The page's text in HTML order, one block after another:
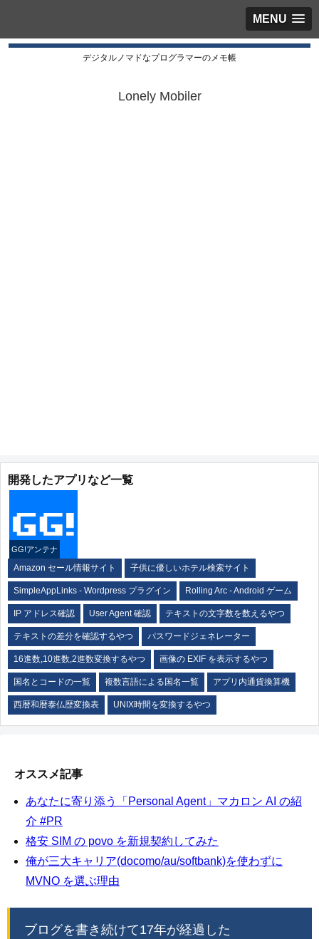
MENU
デジタルノマドなプログラマーのメモ帳
Lonely Mobiler
開発したアプリなど一覧
GG!アンテナ
Amazon セール情報サイト 子供に優しいホテル検索サイト
SimpleAppLinks - Wordpress プラグイン Rolling Arc - Android ゲーム
IP アドレス確認 User Agent 確認 テキストの文字数を数えるやつ
テキストの差分を確認するやつ パスワードジェネレーター
16進数,10進数,2進数変換するやつ 画像の EXIF を表示するやつ
国名とコードの一覧 複数言語による国名一覧 アプリ内通貨換算機
西暦和暦泰仏歴変換表 UNIX時間を変換するやつ
オススメ記事
あなたに寄り添う「Personal Agent」マカロン AI の紹
介 #PR
格安 SIM の povo を新規契約してみた
俺が三大キャリア(docomo/au/softbank)を使わずに
MVNO を選ぶ理由
ブログを書き続けて17年が経過した